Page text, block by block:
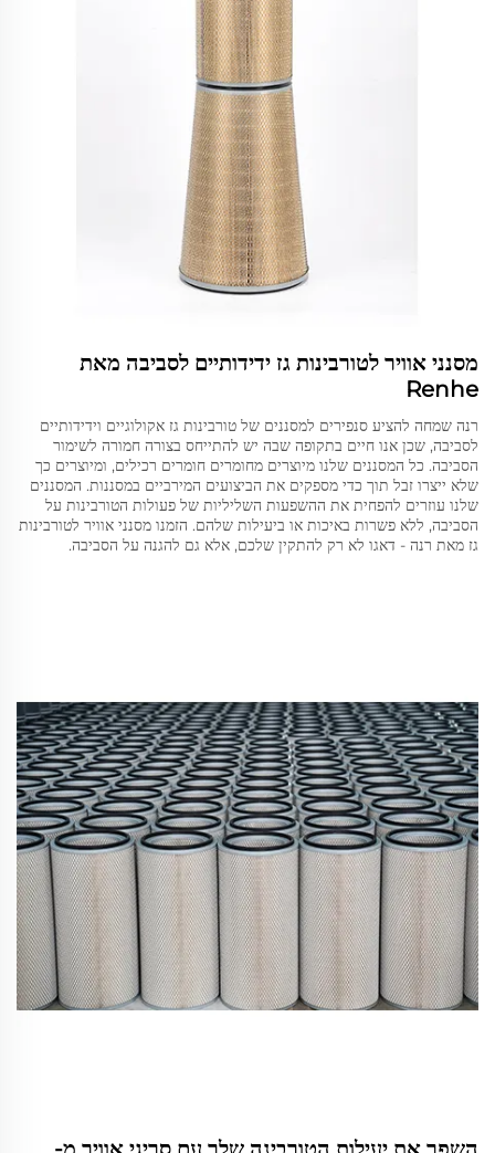
מסנני אוויר לטורבינות גז ידידותיים לסביבה מאת
Renhe
רנה שמחה להציע סנפירים למסננים של טורבינות גז אקולוגיים וידידותיים
לסביבה, שכן אנו חיים בתקופה שבה יש להתייחס בצורה חמורה לשימור
הסביבה. כל המסננים שלנו מיוצרים מחומרים חומרים רכילים, ומיוצרים כך
שלא ייצרו זבל תוך כדי מספקים את הביצועים המירביים במסננות. המסננים
שלנו עוזרים להפחית את ההשפעות השליליות של פעולות הטורבינות על
הסביבה, ללא פשרות באיכות או ביעילות שלהם. הזמנו מסנני אוויר לטורבינות
גז מאת רנה - דאגו לא רק להתקין שלכם, אלא גם להגנה על הסביבה.